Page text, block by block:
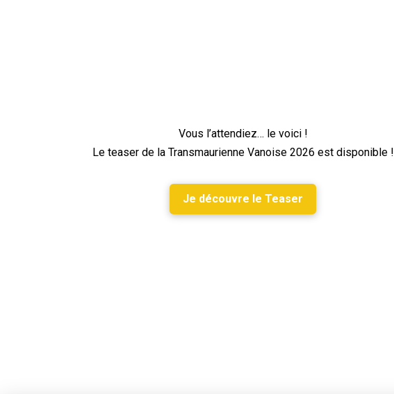
Vous l’attendiez… le voici !
Le teaser de la Transmaurienne Vanoise 2026 est disponible !
Je découvre le Teaser